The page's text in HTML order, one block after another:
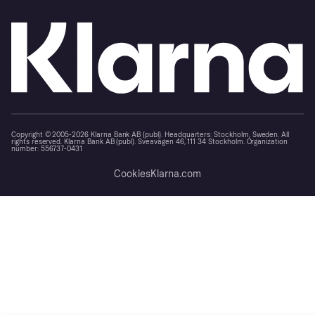
Copyright © 2005-2026 Klarna Bank AB (publ). Headquarters: Stockholm, Sweden. All
rights reserved. Klarna Bank AB (publ). Sveavägen 46, 111 34 Stockholm. Organization
number: 556737-0431
CookiesKlarna.com